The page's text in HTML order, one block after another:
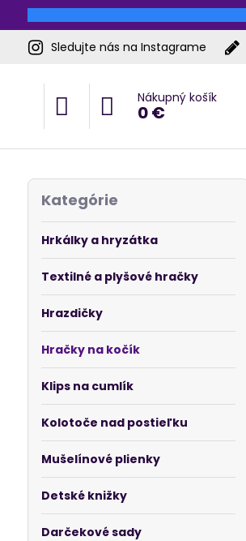
Sledujte nás na Instagrame
Nákupný košík
0 €
Kategórie
Hrkálky a hryzátka
Textilné a plyšové hračky
Hrazdičky
Hračky na kočík
Klips na cumlík
Kolotoče nad postieľku
Mušelínové plienky
Detské knižky
Darčekové sady